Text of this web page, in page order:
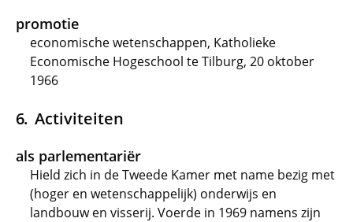
promotie
economische wetenschappen, Katholieke
Economische Hogeschool te Tilburg, 20 oktober
1966
Activiteiten
als parlementariër
Hield zich in de Tweede Kamer met name bezig met
(hoger en wetenschappelijk) onderwijs en
landbouw en visserij. Voerde in 1969 namens zijn